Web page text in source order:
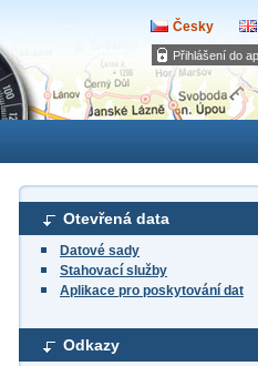
Přihlášení do
Česky
Otevřená data
Datové sady
Stahovací služby
Aplikace pro poskytování dat
Odkazy